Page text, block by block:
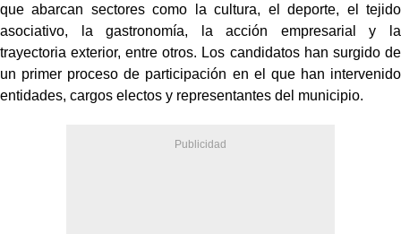
que abarcan sectores como la cultura, el deporte, el tejido
asociativo, la gastronomía, la acción empresarial y la
trayectoria exterior, entre otros. Los candidatos han surgido de
un primer proceso de participación en el que han intervenido
entidades, cargos electos y representantes del municipio.